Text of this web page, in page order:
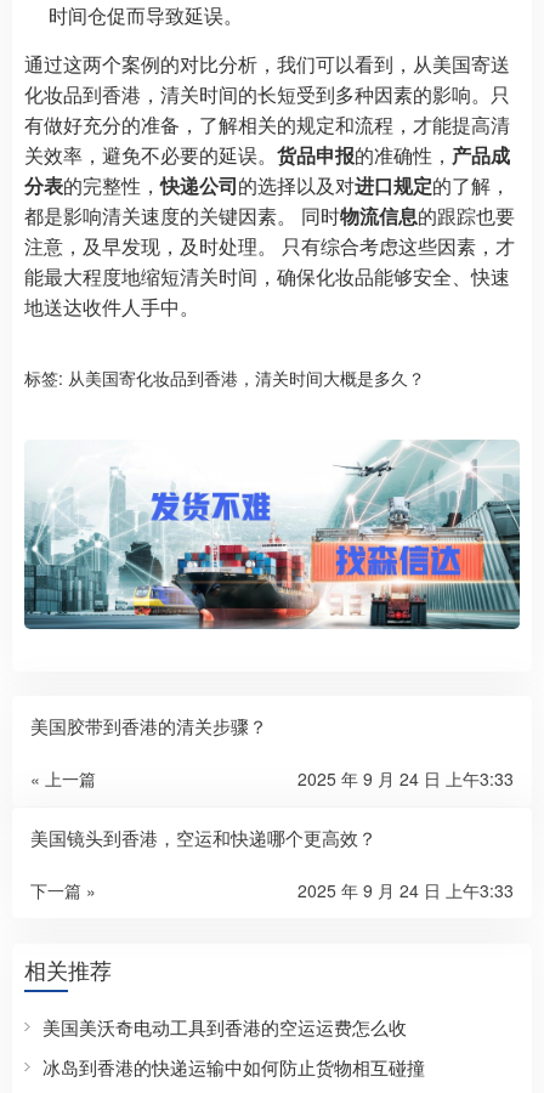
时间仓促而导致延误。
通过这两个案例的对比分析，我们可以看到，从美国寄送
化妆品到香港，清关时间的长短受到多种因素的影响。只
有做好充分的准备，了解相关的规定和流程，才能提高清
关效率，避免不必要的延误。 货品申报的准确性， 产品成
分表的完整性，快递公司的选择以及对进口规定的了解，
都是影响清关速度的关键因素。 同时物流信息的跟踪也要
注意，及早发现，及时处理。 只有综合考虑这些因素，才
能最大程度地缩短清关时间，确保化妆品能够安全、快速
地送达收件人手中。
标签: 从美国寄化妆品到香港，清关时间大概是多久？
美国胶带到香港的清关步骤？
« 上一篇 2025 年 9 月 24 日 上午3:33
美国镜头到香港，空运和快递哪个更高效？
下一篇 » 2025 年 9 月 24 日 上午3:33
相关推荐
美国美沃奇电动工具到香港的空运运费怎么收
冰岛到香港的快递运输中如何防止货物相互碰撞